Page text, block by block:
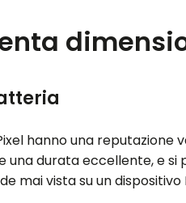
hanno una
durata eccellente, e si
mai vista su un dispositivo